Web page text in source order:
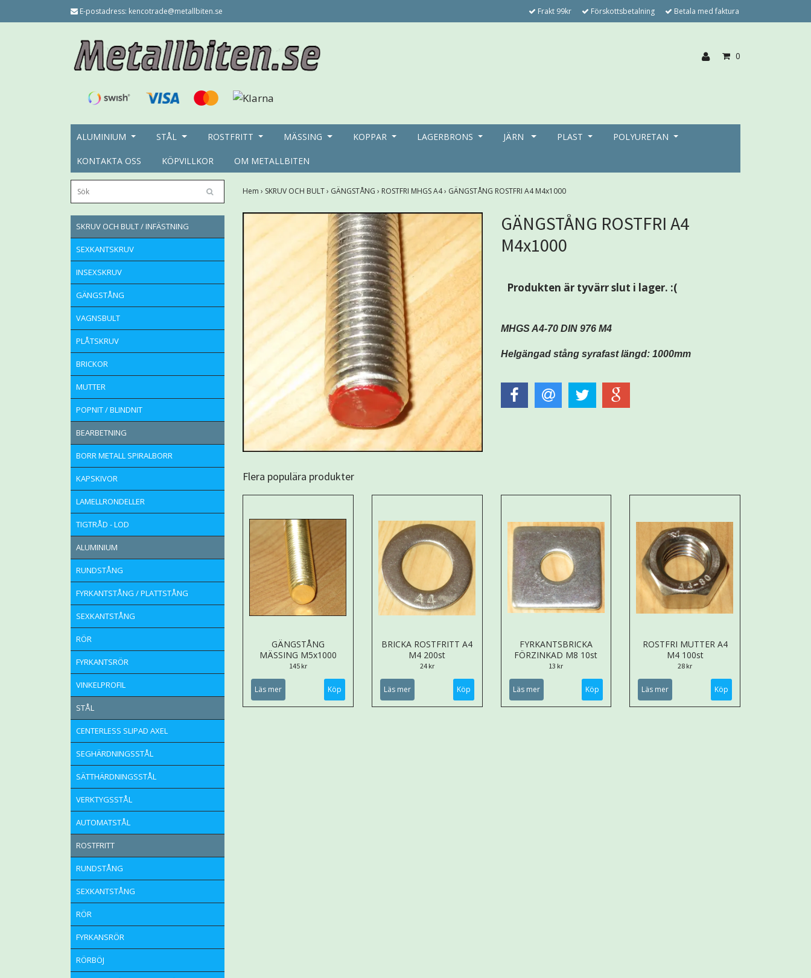
E-postadress: kencotrade@metallbiten.se Frakt 99kr Förskottsbetalning Betala med faktura
0
ALUMINIUM STÅL ROSTFRITT MÄSSING KOPPAR LAGERBRONS JÄRN PLAST POLYURETAN
KONTAKTA OSS KÖPVILLKOR OM METALLBITEN
SKRUV OCH BULT / INFÄSTNING
SEXKANTSKRUV
INSEXSKRUV
GÄNGSTÅNG
VAGNSBULT
PLÅTSKRUV
BRICKOR
MUTTER
POPNIT / BLINDNIT
BEARBETNING
BORR METALL SPIRALBORR
KAPSKIVOR
LAMELLRONDELLER
TIGTRÅD - LOD
ALUMINIUM
RUNDSTÅNG
FYRKANTSTÅNG / PLATTSTÅNG
SEXKANTSTÅNG
RÖR
FYRKANTSRÖR
VINKELPROFIL
STÅL
CENTERLESS SLIPAD AXEL
SEGHÄRDNINGSSTÅL
SÄTTHÄRDNINGSSTÅL
VERKTYGSSTÅL
AUTOMATSTÅL
ROSTFRITT
RUNDSTÅNG
SEXKANTSTÅNG
RÖR
FYRKANSRÖR
RÖRBÖJ
Hem › SKRUV OCH BULT› GÄNGSTÅNG › ROSTFRI MHGS A4› GÄNGSTÅNG ROSTFRI A4 M4x1000
GÄNGSTÅNG ROSTFRI A4
M4x1000
Produkten är tyvärr slut i lager. :(
MHGS A4-70 DIN 976 M4
Helgängad stång syrafast längd: 1000mm
Flera populära produkter
GÄNGSTÅNG
MÄSSING M5x1000
145 kr
Läs mer
BRICKA ROSTFRITT A4
M4 200st
24 kr
Läs mer
FYRKANTSBRICKA
FÖRZINKAD M8 10st
13 kr
Läs mer
ROSTFRI MUTTER A4
M4 100st
28 kr
Läs mer